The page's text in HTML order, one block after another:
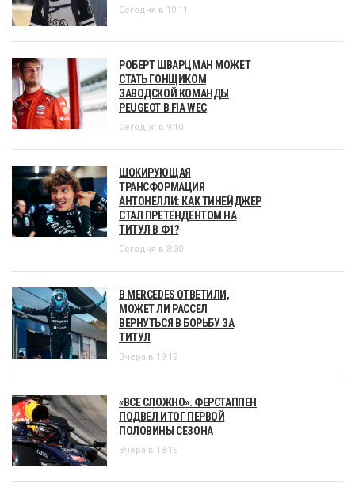
Сегодня в 10:11
РОБЕРТ ШВАРЦМАН МОЖЕТ
СТАТЬ ГОНЩИКОМ
ЗАВОДСКОЙ КОМАНДЫ
PEUGEOT В FIA WEC
Сегодня в 9:10
ШОКИРУЮЩАЯ
ТРАНСФОРМАЦИЯ
АНТОНЕЛЛИ: КАК ТИНЕЙДЖЕР
СТАЛ ПРЕТЕНДЕНТОМ НА
ТИТУЛ В Ф1?
Сегодня в 8:30
В MERCEDES ОТВЕТИЛИ,
МОЖЕТ ЛИ РАССЕЛ
ВЕРНУТЬСЯ В БОРЬБУ ЗА
ТИТУЛ
Вчера в 19:12
«ВСЕ СЛОЖНО». ФЕРСТАППЕН
ПОДВЕЛ ИТОГ ПЕРВОЙ
ПОЛОВИНЫ СЕЗОНА
Вчера в 18:15